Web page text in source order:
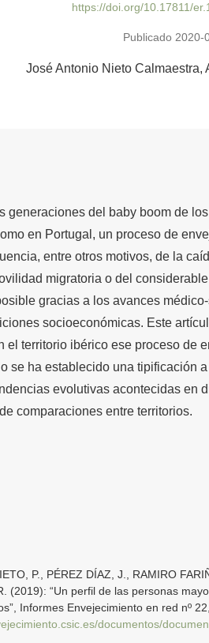
https://doi.org/10.17811/
Publicado 2020-
José Antonio Nieto Calmaestra
generaciones del baby boom de
en Portugal, un proceso de
entre otros motivos, de la
migratoria o del
gracias a los avances
socioeconómicas. Este
el territorio ibérico ese proceso de
se ha establecido una tipificación
evolutivas acontecidas en
comparaciones entre territorios.
P., PÉREZ DÍAZ, J., RAMIRO
(2019): “Un perfil de las personas
Informes Envejecimiento en red nº
documentos/